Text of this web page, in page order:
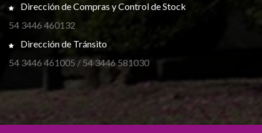
Dirección de Compras y Control de Stock
54 3446 460132
Dirección de Tránsito
54 3446 461005 / 54 3446 581030